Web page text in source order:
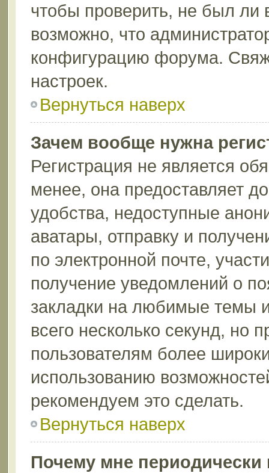
чтобы проверить, не был ли
возможно, что
конфигурацию форума.
настроек.
Вернуться наверх
Зачем вообще нужна
Регистрация не является
менее, она предоставляет
удобства, недоступные
аватары, отправку и
по электронной почте,
получение уведомлений о
закладки на любимые темы
всего несколько секунд, но
пользователям более
использованию
рекомендуем это сделать.
Вернуться наверх
Почему мне